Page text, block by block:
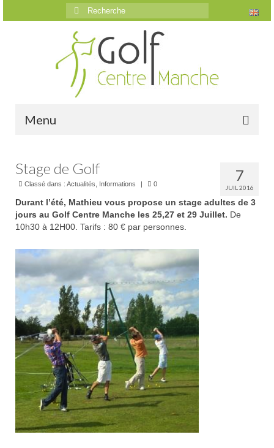
Rechercher
:
Menu
Le golf
Présentation
Parcours
Vidéos trou par trou
Trou n°1
Trou n°2
Trou n°3
Trou n°4
Trou n°5
Trou n°6
Trou n°7
7
JUIL 2016
Stage de Golf
Classé dans : Actualités Informations | 0
Durant l’été, Mathieu vous propose un stage adultes de 3
jours au Golf Centre Manche les 25,27 et 29 Juillet. De
10h30 à 12H00. Tarifs : 80 € par personnes.